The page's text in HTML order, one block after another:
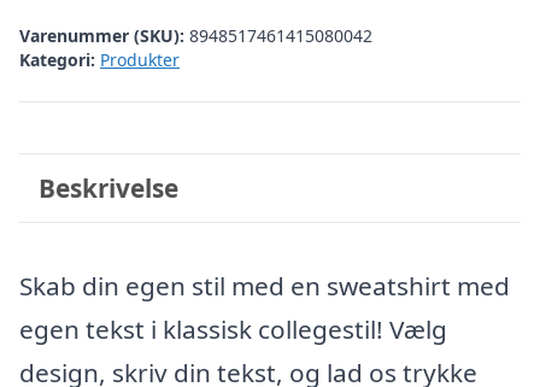
Varenummer (SKU): 8948517461415080042
Kategori: Produkter
Beskrivelse
Skab din egen stil med en sweatshirt med
egen tekst i klassisk collegestil! Vælg
design, skriv din tekst, og lad os trykke